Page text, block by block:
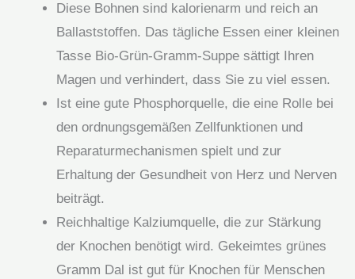
Diese Bohnen sind kalorienarm und reich an
Ballaststoffen. Das tägliche Essen einer kleinen
Tasse Bio-Grün-Gramm-Suppe sättigt Ihren
Magen und verhindert, dass Sie zu viel essen.
Ist eine gute Phosphorquelle, die eine Rolle bei
den ordnungsgemäßen Zellfunktionen und
Reparaturmechanismen spielt und zur
Erhaltung der Gesundheit von Herz und Nerven
beiträgt.
Reichhaltige Kalziumquelle, die zur Stärkung
der Knochen benötigt wird. Gekeimtes grünes
Gramm Dal ist gut für Knochen für Menschen